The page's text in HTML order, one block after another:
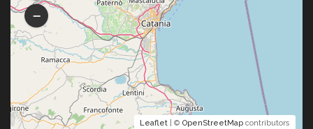
Leaflet | © OpenStreetMap contributors